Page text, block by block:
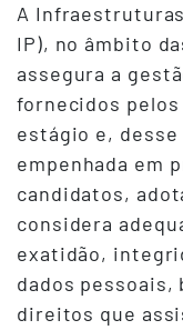
A
IP), no âmbito
assegura a
fornecidos
estágio e,
empenhada em
candidatos,
considera
exatidão,
dados pessoais,
direitos que